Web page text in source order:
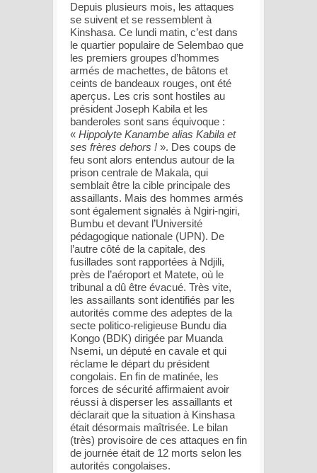
Depuis plusieurs mois, les attaques
se suivent et se ressemblent à
Kinshasa. Ce lundi matin, c’est dans
le quartier populaire de Selembao que
les premiers groupes d’hommes
armés de machettes, de bâtons et
ceints de bandeaux rouges, ont été
aperçus. Les cris sont hostiles au
président Joseph Kabila et les
banderoles sont sans équivoque :
« Hippolyte Kanambe alias Kabila et
ses frères dehors ! ». Des coups de
feu sont alors entendus autour de la
prison centrale de Makala, qui
semblait être la cible principale des
assaillants. Mais des hommes armés
sont également signalés à Ngiri-ngiri,
Bumbu et devant l’Université
pédagogique nationale (UPN). De
l’autre côté de la capitale, des
fusillades sont rapportées à Ndjili,
près de l’aéroport et Matete, où le
tribunal a dû être évacué. Très vite,
les assaillants sont identifiés par les
autorités comme des adeptes de la
secte politico-religieuse Bundu dia
Kongo (BDK) dirigée par Muanda
Nsemi, un député en cavale et qui
réclame le départ du président
congolais. En fin de matinée, les
forces de sécurité affirmaient avoir
réussi à disperser les assaillants et
déclarait que la situation à Kinshasa
était désormais maîtrisée. Le bilan
(très) provisoire de ces attaques en fin
de journée était de 12 morts selon les
autorités congolaises.